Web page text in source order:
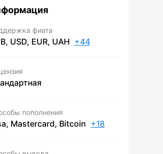
фиата
USD, EUR, UAH +44
пополнения
Mastercard, Bitcoin +18